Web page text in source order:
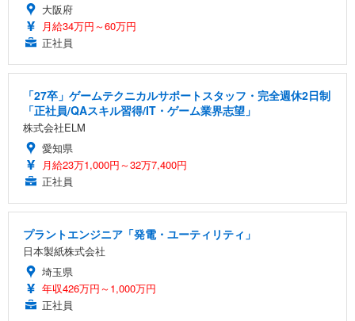
大阪府
月給34万円～60万円
正社員
「27卒」ゲームテクニカルサポートスタッフ・完全週休2日制
「正社員/QAスキル習得/IT・ゲーム業界志望」
株式会社ELM
愛知県
月給23万1,000円～32万7,400円
正社員
プラントエンジニア「発電・ユーティリティ」
日本製紙株式会社
埼玉県
年収426万円～1,000万円
正社員